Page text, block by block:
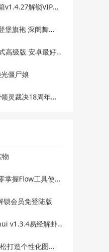
解锁VIP会员版
旗袍 深阁舞戏
卓最好用的广告过滤器
僵尸娘
裁决18周年派对等
AI提示词快速生成萌宠爆款视频
锁会员免登陆版
易经解卦八字
造个性化图片